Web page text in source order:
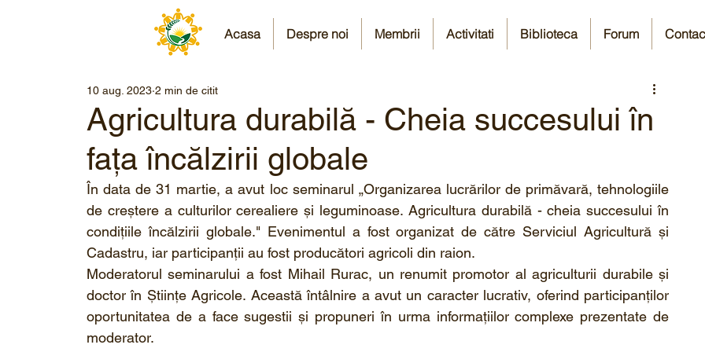
Acasa Despre noi Membrii Activitati Biblioteca Forum
Agricultura durabilă - Cheia succesului în
fața încălzirii globale
10 aug. 2023 2 min de citit
În data de 31 martie, a avut loc seminarul „Organizarea lucrărilor de primăvară, tehnologiile
de creștere a culturilor cerealiere și leguminoase. Agricultura durabilă - cheia succesului în
condițiile încălzirii globale." Evenimentul a fost organizat de către Serviciul Agricultură și
Cadastru, iar participanții au fost producători agricoli din raion.
Moderatorul seminarului a fost Mihail Rurac, un renumit promotor al agriculturii durabile și
doctor în Științe Agricole. Această întâlnire a avut un caracter lucrativ, oferind participanților
oportunitatea de a face sugestii și propuneri în urma informațiilor complexe prezentate de
moderator.